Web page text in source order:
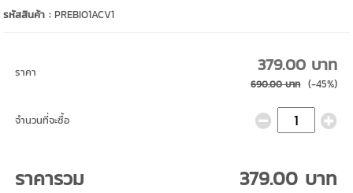
รหัสสินค้า :PREBIO1ACV1
ราคา 379.00 บาท
690.00 บาท (-45%)
จำนวนที่จะซื้อ
ราคารวม 379.00 บาท